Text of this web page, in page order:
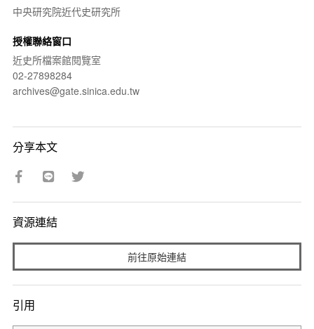
中央研究院近代史研究所
授權聯絡窗口
近史所檔案館閱覽室
02-27898284
archives@gate.sinica.edu.tw
分享本文
資源連結
前往原始連結
引用